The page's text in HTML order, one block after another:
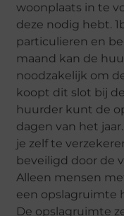
woonplaats in te
deze nodig hebt.
particulieren en
maand kan de
noodzakelijk om
koopt dit slot bij
huurder kunt de
dagen van het
je zelf te
beveiligd door de
Alleen mensen
een opslagruimte
De opslagruimte